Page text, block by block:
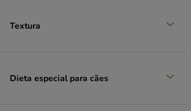
Textura
Dieta especial para cães